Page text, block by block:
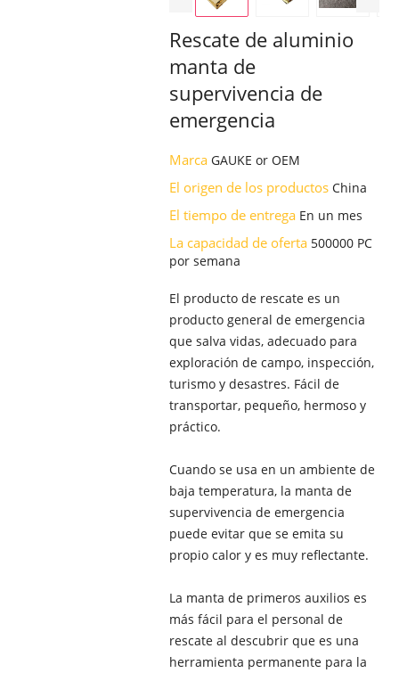
Rescate de aluminio
manta de
supervivencia de
emergencia
Marca GAUKE or OEM
El origen de los productos China
El tiempo de entrega En un mes
La capacidad de oferta 500000 PC
por semana
El producto de rescate es un
producto general de emergencia
que salva vidas, adecuado para
exploración de campo, inspección,
turismo y desastres. Fácil de
transportar, pequeño, hermoso y
práctico.
Cuando se usa en un ambiente de
baja temperatura, la manta de
supervivencia de emergencia
puede evitar que se emita su
propio calor y es muy reflectante.
La manta de primeros auxilios es
más fácil para el personal de
rescate al descubrir que es una
herramienta permanente para la